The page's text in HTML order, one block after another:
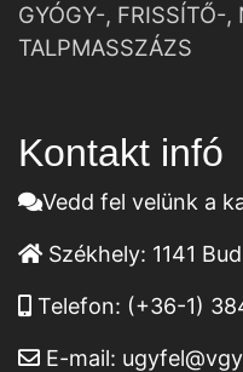
GYÓGY-, FRISSÍTŐ-,
TALPMASSZÁZS
Kontakt infó
Vedd fel velünk a
Székhely: 1141
Telefon: (+36-1)
E-mail: